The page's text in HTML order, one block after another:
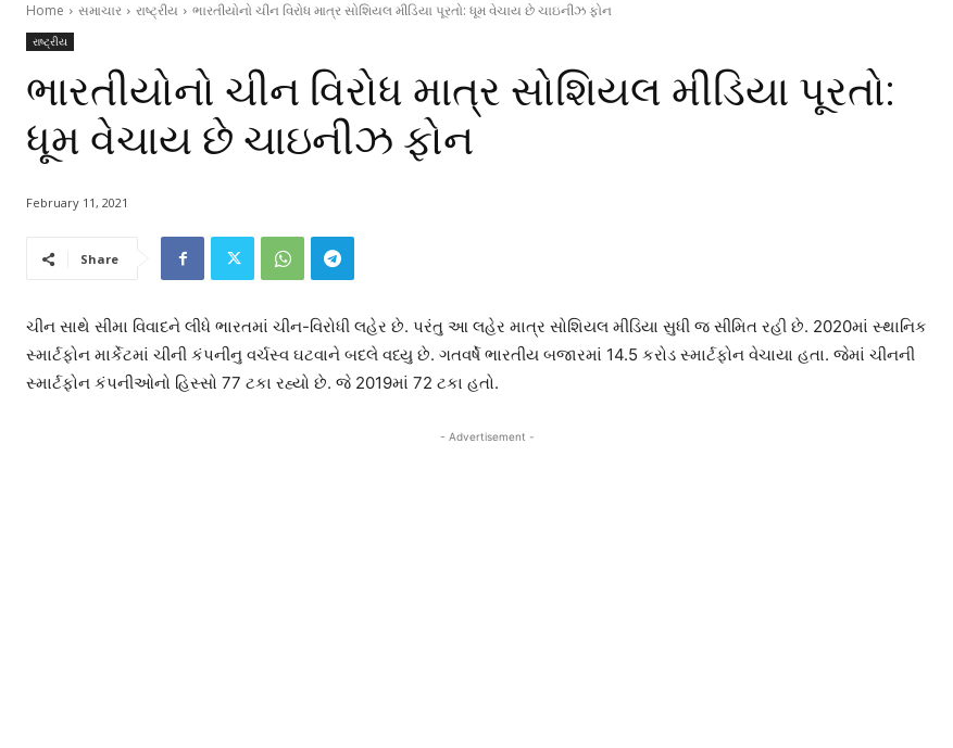
Home સમાચાર રાષ્ટ્રીય ભારતીયોનો ચીન વિરોધ માત્ર સોશિયલ મીડિયા પૂરતો: ધૂમ વેચાય છે ચાઇનીઝ ફોન
રાષ્ટ્રીય
ભારતીયોનો ચીન વિરોધ માત્ર સોશિયલ મીડિયા પૂરતો:
ધૂમ વેચાય છે ચાઇનીઝ ફોન
February 11, 2021
Share
ચીન સાથે સીમા વિવાદને લીધે ભારતમાં ચીન-વિરોધી લહેર છે. પરંતુ આ લહેર માત્ર સોશિયલ મીડિયા સુધી જ સીમિત રહી છે. 2020માં સ્થાનિક
સ્માર્ટફોન માર્કેટમાં ચીની કંપનીનુ વર્ચસ્વ ઘટવાને બદલે વધ્યુ છે. ગતવર્ષે ભારતીય બજારમાં 14.5 કરોડ સ્માર્ટફોન વેચાયા હતા. જેમાં ચીનની
સ્માર્ટફોન કંપનીઓનો હિસ્સો 77 ટકા રહ્યો છે. જે 2019માં 72 ટકા હતો.
- Advertisement -